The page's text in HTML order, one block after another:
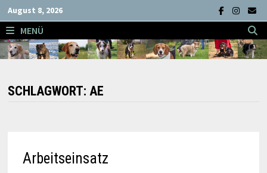
Zum
Inhalt
springen
August 8, 2026
MENÜ
SCHLAGWORT: AE
Arbeitseinsatz